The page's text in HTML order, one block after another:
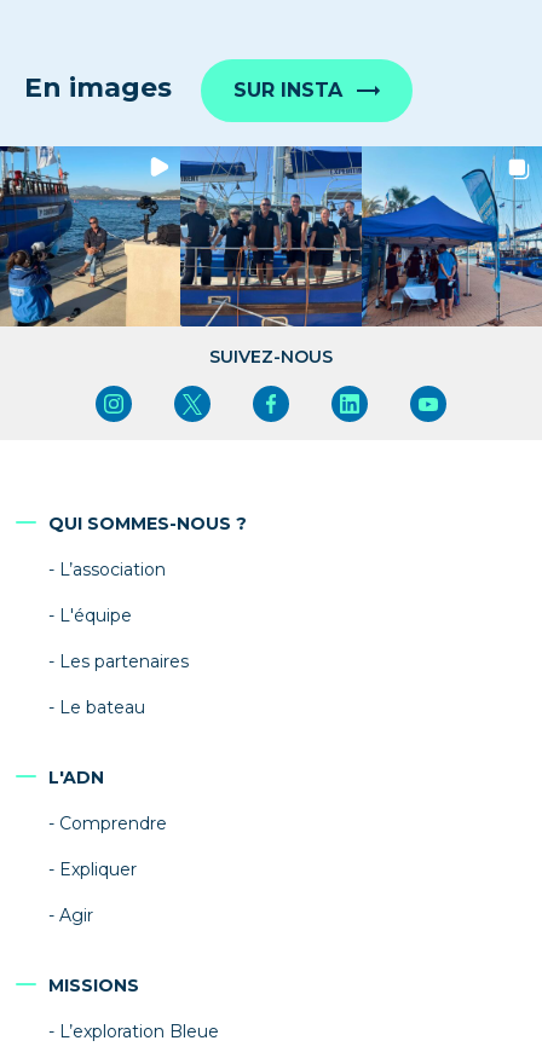
En images SUR INSTA
SUIVEZ-NOUS
QUI SOMMES-NOUS ?
L’association
L'équipe
Les partenaires
Le bateau
L'ADN
Comprendre
Expliquer
Agir
MISSIONS
L’exploration Bleue